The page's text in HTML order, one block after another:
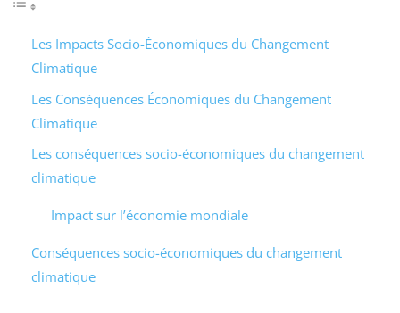
Les Impacts Socio-Économiques du Changement
Climatique
Les Conséquences Économiques du Changement
Climatique
Les conséquences socio-économiques du changement
climatique
Impact sur l’économie mondiale
Conséquences socio-économiques du changement
climatique